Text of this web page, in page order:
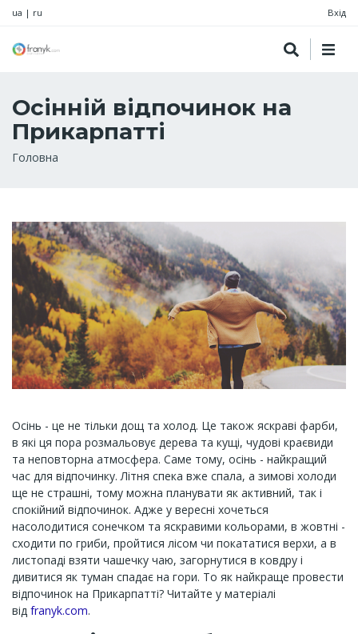
ua | ru Вхід
Осінній відпочинок на
Прикарпатті
Рядок
Головна
Осінь - це не тільки дощ та холод. Це також яскраві фарби,
в які ця пора розмальовує дерева та кущі, чудові краєвиди
та неповторна атмосфера. Саме тому, осінь - найкращий
час для відпочинку. Літня спека вже спала, а зимові холоди
ще не страшні, тому можна планувати як активний, так і
спокійний відпочинок. Адже у вересні хочеться
насолодитися сонечком та яскравими кольорами, в жовтні -
сходити по гриби, пройтися лісом чи покататися верхи, а в
листопаді взяти чашечку чаю, загорнутися в ковдру і
дивитися як туман спадає на гори. То як найкраще провести
відпочинок на Прикарпатті? Читайте у матеріалі
від franyk.com.